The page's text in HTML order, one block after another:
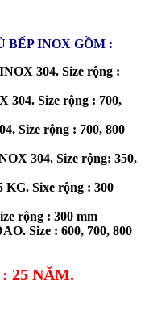
BẾP INOX GỒM :
304. Size rộng :
Size rộng : 700,
Size rộng : 700, 800
304. Size rộng: 350,
Sixe rộng : 300
rộng : 300 mm
Size : 600, 700, 800
25 NĂM.